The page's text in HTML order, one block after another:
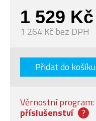
1 529 Kč
1 264 Kč bez DPH
Přidat do košíku
Věrnostní program:
příslušenství ?